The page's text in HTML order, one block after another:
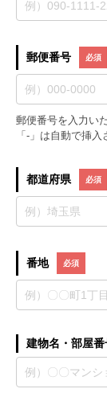
郵便番号
郵便番号を入力い
「-」は自動で挿入
都道府県
番地
建物名・部屋番